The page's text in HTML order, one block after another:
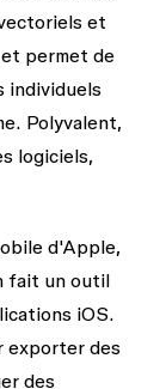
et
et permet de
individuels
Polyvalent,
logiciels,
d'Apple,
fait un outil
iOS.
exporter des
des